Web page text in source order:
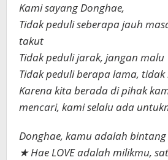
Kami sayang Donghae,
Tidak peduli seberapa jauh
takut
Tidak peduli jarak, jangan malu
Tidak peduli berapa lama,
Karena kita berada di pihak
mencari, kami selalu ada
Donghae, kamu adalah
★ Hae LOVE adalah milikmu,